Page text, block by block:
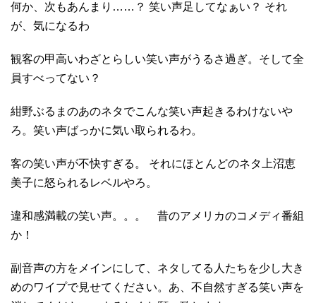
何か、次もあんまり……？ 笑い声足してなぁい？ それ
が、気になるわ
観客の甲高いわざとらしい笑い声がうるさ過ぎ。そして全
員すべってない？
紺野ぶるまのあのネタでこんな笑い声起きるわけないや
ろ。笑い声ばっかに気い取られるわ。
客の笑い声が不快すぎる。 それにほとんどのネタ上沼恵
美子に怒られるレベルやろ。
違和感満載の笑い声。。。 昔のアメリカのコメディ番組
か！
副音声の方をメインにして、ネタしてる人たちを少し大き
めのワイプで見せてください。あ、不自然すぎる笑い声を